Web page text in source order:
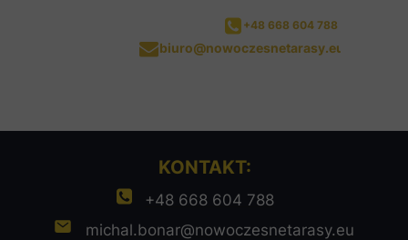
biuro@nowoczesnetarasy.eu
+48 668 604 788
KONTAKT:
michal.bonar@nowoczesnetarasy.eu
+48 668 604 788